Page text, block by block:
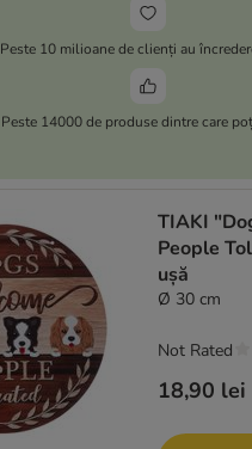
Peste 10 milioane de clienți au
Peste 14000 de produse dintre care
TIAKI
People
ușă
Ø 30 cm
18,90 lei
Not Rated